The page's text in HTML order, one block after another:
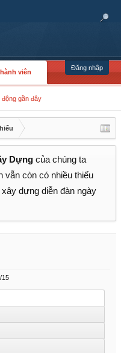
Đăng nhập
viên
động gần đây
Dựng của chúng ta
vẫn còn có nhiều thiếu
dựng diễn đàn ngày
15